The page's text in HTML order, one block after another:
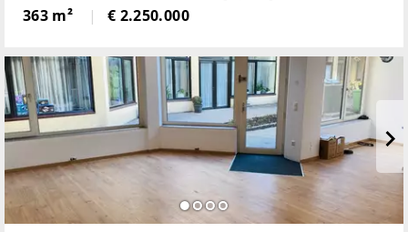
wunderbare Natur.Die Liegenschaft bietet ein hohes
Maß an Privatsphäre, versprüht
363 m² € 2.250.000